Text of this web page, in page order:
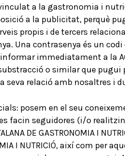
a la gastronomia i
a la publicitat, perquè
propis i de tercers
Una contrasenya és un
immediatament a la
o similar que pugui
seva relació amb nosaltres i
posem en el seu
facin seguidores (i/o
DE GASTRONOMIA I
I NUTRICIÓ, així com per